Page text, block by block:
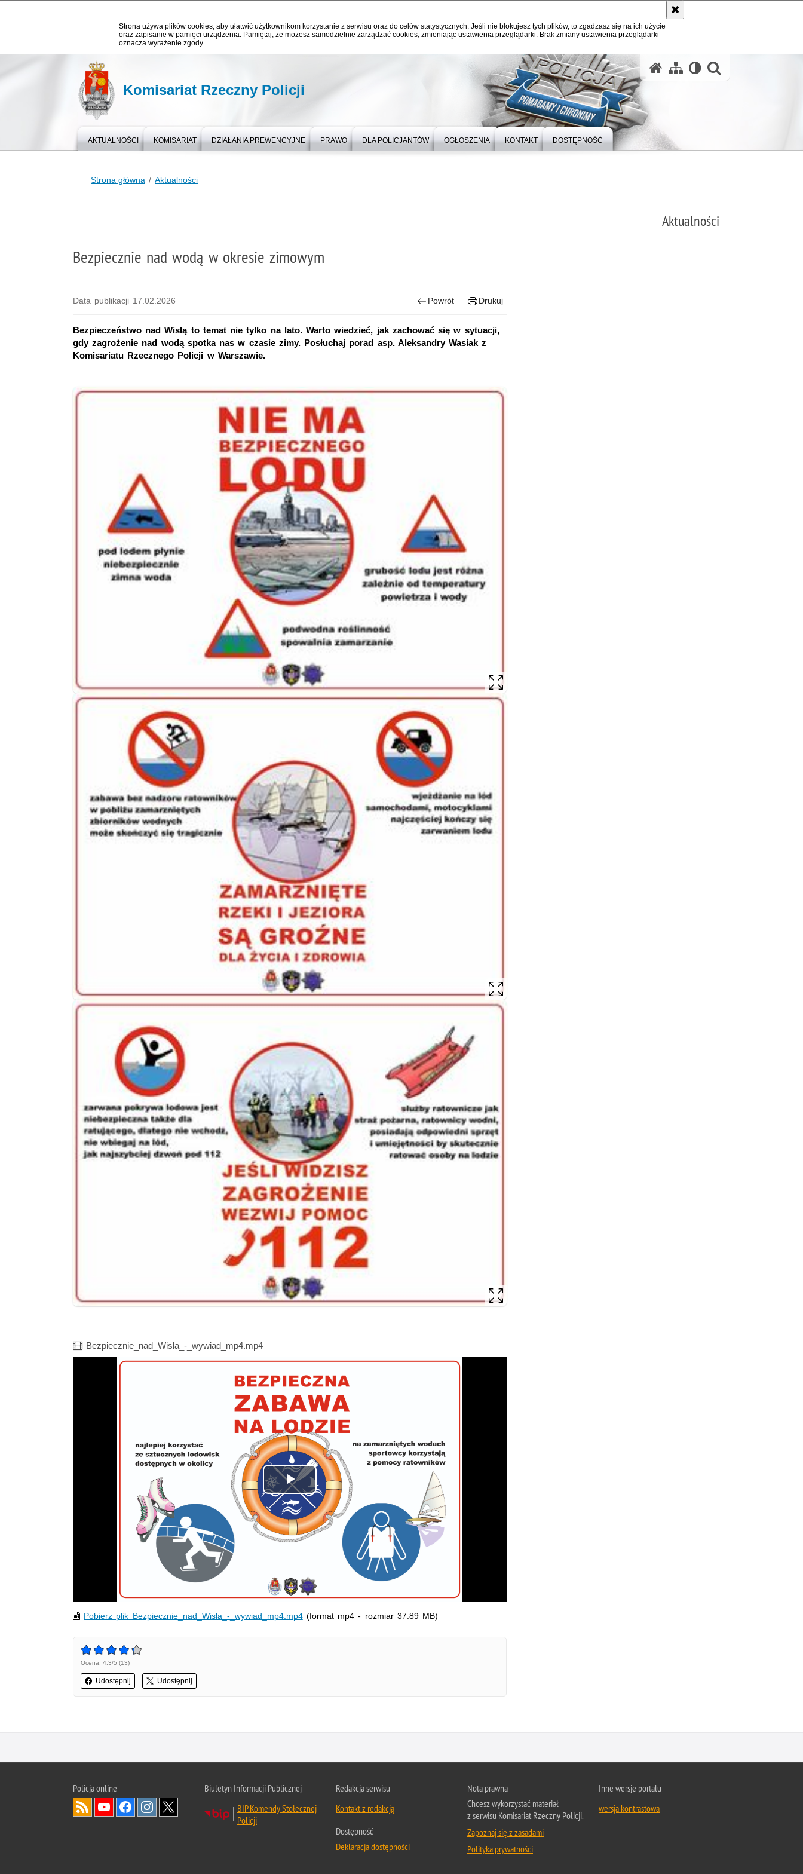
Strona używa plików cookies, aby ułatwić użytkownikom korzystanie z serwisu oraz do celów statystycznych. Jeśli nie blokujesz tych plików, to zgadzasz się na ich użycie
oraz zapisanie w pamięci urządzenia. Pamiętaj, że możesz samodzielnie zarządzać cookies, zmieniając ustawienia przeglądarki. Brak zmiany ustawienia przeglądarki
oznacza wyrażenie zgody.
Komisariat Rzeczny Policji
AKTUALNOŚCI KOMISARIAT DZIAŁANIA PREWENCYJNE PRAWO DLA POLICJANTÓW OGŁOSZENIA KONTAKT DOSTĘPNOŚĆ
Strona główna Aktualności
Aktualności
Bezpiecznie nad wodą w okresie zimowym
Data publikacji 17.02.2026 Powrót Drukuj
Bezpieczeństwo nad Wisłą to temat nie tylko na lato. Warto wiedzieć, jak zachować się w sytuacji,
gdy zagrożenie nad wodą spotka nas w czasie zimy. Posłuchaj porad asp. Aleksandry Wasiak z
Komisariatu Rzecznego Policji w Warszawie.
Film
Bezpiecznie_nad_Wisla_-_wywiad_mp4.mp4
Odtwórz
wideo
Pobierz plik Bezpiecznie_nad_Wisla_-_wywiad_mp4.mp4(format mp4 - rozmiar 37.89 MB)
Ocena: 4.3/5 (13)
Udostępnij Udostępnij
Policja online
Biuletyn Informacji Publicznej
BIP Komendy Stołecznej
Policji
Redakcja serwisu
Kontakt z redakcją
Dostępność
Deklaracja dostępności
Nota prawna
Chcesz wykorzystać materiał
z serwisu Komisariat Rzeczny Policji.
Zapoznaj się z zasadami
Polityka prywatności
Inne wersje portalu
wersja kontrastowa